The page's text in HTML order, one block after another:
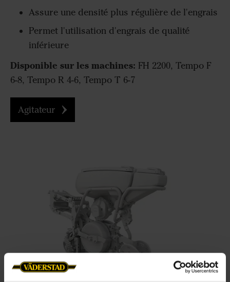
Assure une densité plus régulière de l'engrais
Permet l'utilisation d'engrais de qualité
inférieure
Disponible sur les machines: FH 2200, Tempo F
6-8, Tempo R 4-6, Tempo T 6-7
Agitateur